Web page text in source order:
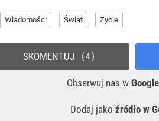
Wiadomości Świat Życie
Obserwuj nas w
Dodaj jako źródło w
SKOMENTUJ 4